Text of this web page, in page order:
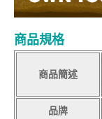
商品規格
商品簡述
品牌